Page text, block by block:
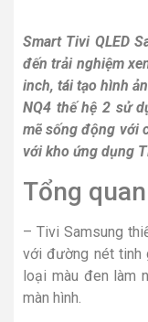
Smart Tivi QLED
đến trải nghiệm
inch, tái tạo hình
NQ4 thế hệ 2 sử
mẽ sống động với
với kho ứng dụng
Tổng
– Tivi Samsung
với đường nét tinh
loại màu đen làm
màn hình.